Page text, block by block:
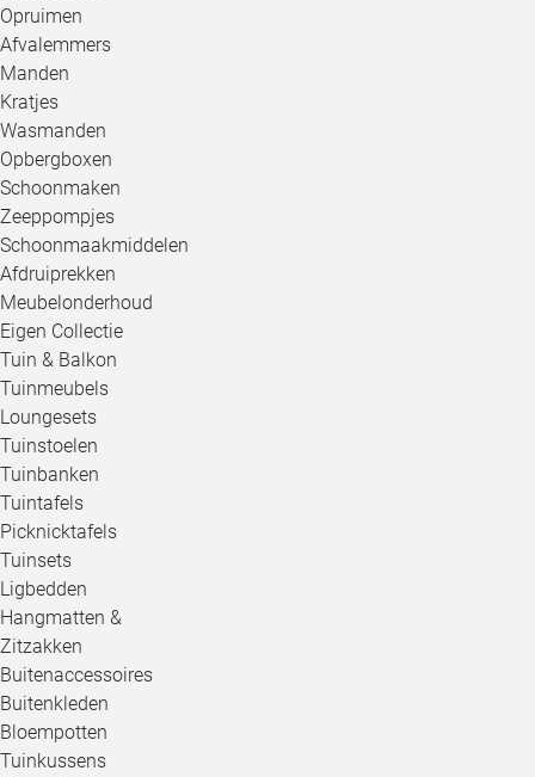
Opruimen
Afvalemmers
Manden
Kratjes
Wasmanden
Opbergboxen
Schoonmaken
Zeeppompjes
Schoonmaakmiddelen
Afdruiprekken
Meubelonderhoud
Eigen Collectie
Tuin & Balkon
Tuinmeubels
Loungesets
Tuinstoelen
Tuinbanken
Tuintafels
Picknicktafels
Tuinsets
Ligbedden
Hangmatten &
Zitzakken
Buitenaccessoires
Buitenkleden
Bloempotten
Tuinkussens